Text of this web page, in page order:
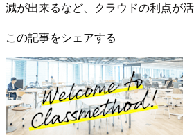
減が出来るなど、クラウドの利点が
この記事をシェアする